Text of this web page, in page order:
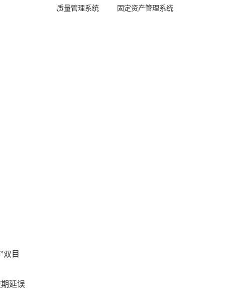
双目
延误
质量管理系统 固定资产管理系统